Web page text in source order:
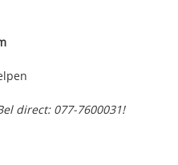
direct: 077-7600031!